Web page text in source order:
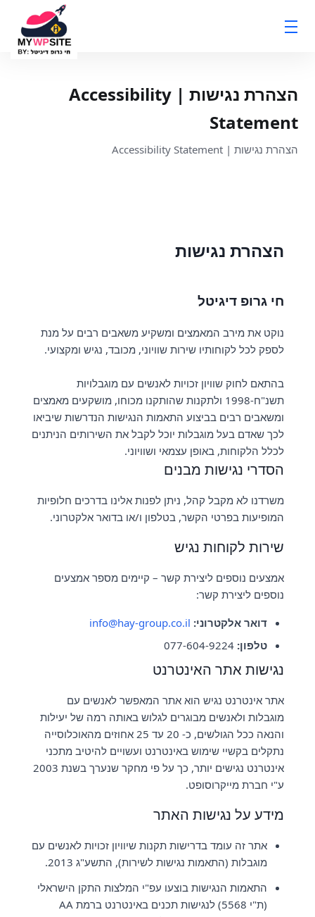
הצהרת נגישות | Accessibility
Statement
הצהרת נגישות | Accessibility Statement
הצהרת נגישות
חי גרופ דיגיטל
נוקט את מירב המאמצים ומשקיע משאבים רבים על מנת
לספק לכל לקוחותיו שירות שוויוני, מכובד, נגיש ומקצועי.
בהתאם לחוק שוויון זכויות לאנשים עם מוגבלויות
תשנ"ח-1998 ולתקנות שהותקנו מכוחו, מושקעים מאמצים
ומשאבים רבים בביצוע התאמות הנגישות הנדרשות שיביאו
לכך שאדם בעל מוגבלות יוכל לקבל את השירותים הניתנים
לכלל הלקוחות, באופן עצמאי ושוויוני.
הסדרי נגישות מבנים
משרדנו לא מקבל קהל, ניתן לפנות אלינו בדרכים חלופיות
המופיעות בפרטי הקשר, בטלפון ו/או בדואר אלקטרוני.
שירות לקוחות נגיש
אמצעים נוספים ליצירת קשר – קיימים מספר אמצעים
נוספים ליצירת קשר:
דואר אלקטרוני: info@hay-group.co.il
טלפון: 077-604-9224
נגישות אתר האינטרנט
אתר אינטרנט נגיש הוא אתר המאפשר לאנשים עם
מוגבלות ולאנשים מבוגרים לגלוש באותה רמה של יעילות
והנאה ככל הגולשים, כ- 20 עד 25 אחוזים מהאוכלוסייה
נתקלים בקשיי שימוש באינטרנט ועשויים להיטיב מתכני
אינטרנט נגישים יותר, כך על פי מחקר שנערך בשנת 2003
ע"י חברת מייקרוסופט.
מידע על נגישות האתר
אתר זה עומד בדרישות תקנות שיוויון זכויות לאנשים עם
מוגבלות (התאמות נגישות לשירות), התשע"ג 2013.
התאמות הנגישות בוצעו עפ"י המלצות התקן הישראלי
(ת"י 5568) לנגישות תכנים באינטרנט ברמת AA